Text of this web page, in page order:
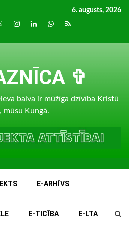
6. augusts, 2026
Instagram
LinkedInwhatsapp
RSS
✞
balva ir mūžīga dzīvība Kristū
mūsu Kungā.
E-ARHĪVS
E-TICĪBA E-LTA